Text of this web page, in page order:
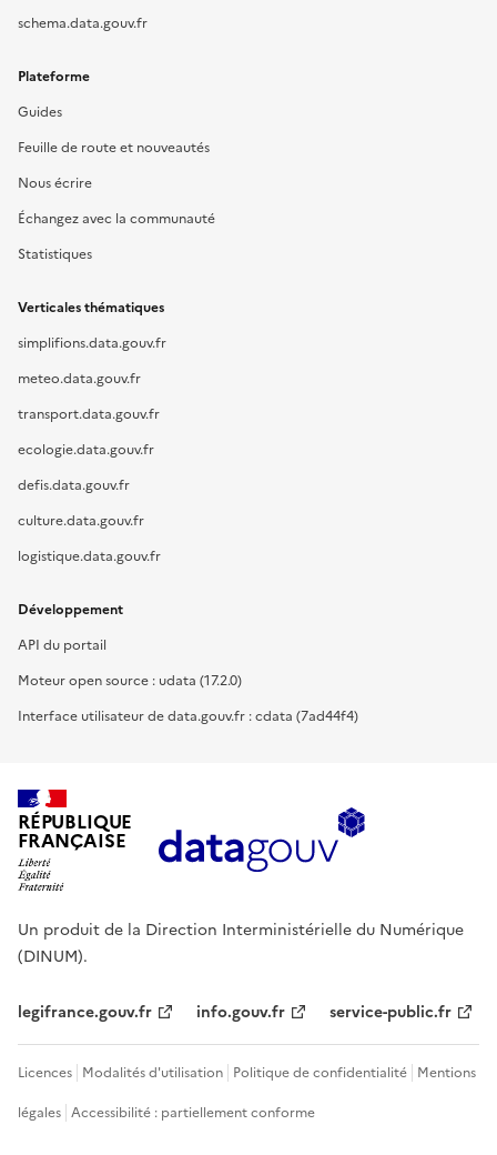
schema.data.gouv.fr
Plateforme
Guides
Feuille de route et nouveautés
Nous écrire
Échangez avec la communauté
Statistiques
Verticales thématiques
simplifions.data.gouv.fr
meteo.data.gouv.fr
transport.data.gouv.fr
ecologie.data.gouv.fr
defis.data.gouv.fr
culture.data.gouv.fr
logistique.data.gouv.fr
Développement
API du portail
Moteur open source : udata (17.2.0)
Interface utilisateur de data.gouv.fr : cdata (7ad44f4)
RÉPUBLIQUE
FRANÇAISE
Un produit de la Direction Interministérielle du Numérique
(DINUM).
legifrance.gouv.fr info.gouv.fr service-public.fr
Licences Modalités d'utilisation Politique de confidentialité Mentions
légales Accessibilité : partiellement conforme